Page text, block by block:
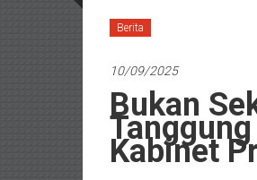
Berita
10/09/2025
Bukan
Kabinet